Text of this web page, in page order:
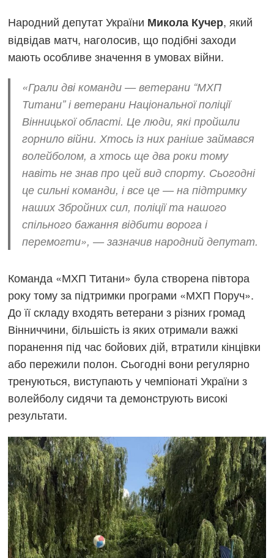
Народний депутат України Микола Кучер, який
відвідав матч, наголосив, що подібні заходи
мають особливе значення в умовах війни.
«Грали дві команди — ветерани “МХП
Титани” і ветерани Національної поліції
Вінницької області. Це люди, які пройшли
горнило війни. Хтось із них раніше займався
волейболом, а хтось ще два роки тому
навіть не знав про цей вид спорту. Сьогодні
це сильні команди, і все це — на підтримку
наших Збройних сил, поліції та нашого
спільного бажання відбити ворога і
перемогти», — зазначив народний депутат.
Команда «МХП Титани» була створена півтора
року тому за підтримки програми «МХП Поруч».
До її складу входять ветерани з різних громад
Вінниччини, більшість із яких отримали важкі
поранення під час бойових дій, втратили кінцівки
або пережили полон. Сьогодні вони регулярно
тренуються, виступають у чемпіонаті України з
волейболу сидячи та демонструють високі
результати.